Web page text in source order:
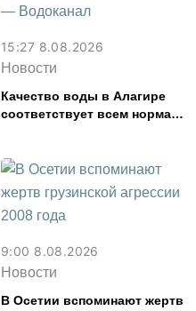
15:27 8.08.2026
Новости
Качество воды в Алагире
соответствует всем нормам
9:00 8.08.2026
Новости
В Осетии вспоминают жертв